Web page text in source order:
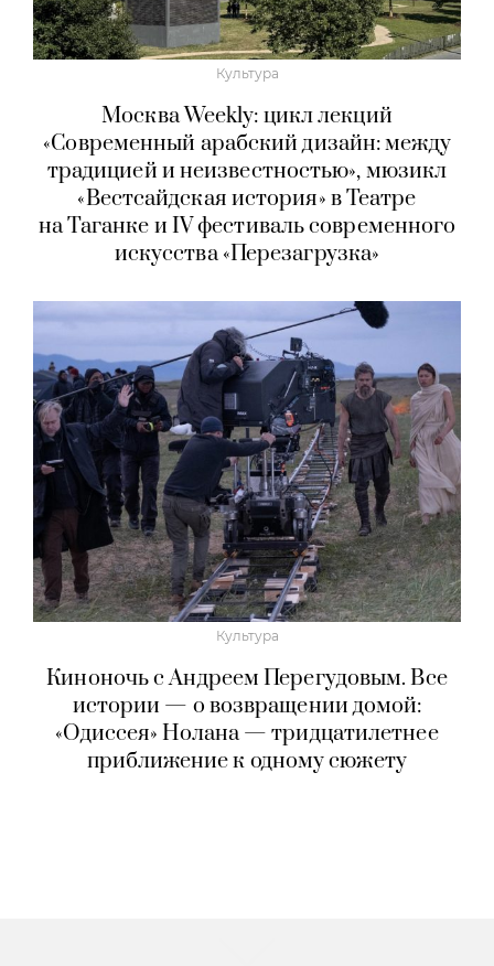
Культура
Москва Weekly: цикл лекций
«Современный арабский дизайн: между
традицией и неизвестностью», мюзикл
«Вестсайдская история» в Театре
на Таганке и IV фестиваль современного
искусства «Перезагрузка»
Культура
Киноночь с Андреем Перегудовым. Все
истории — о возвращении домой:
«Одиссея» Нолана — тридцатилетнее
приближение к одному сюжету